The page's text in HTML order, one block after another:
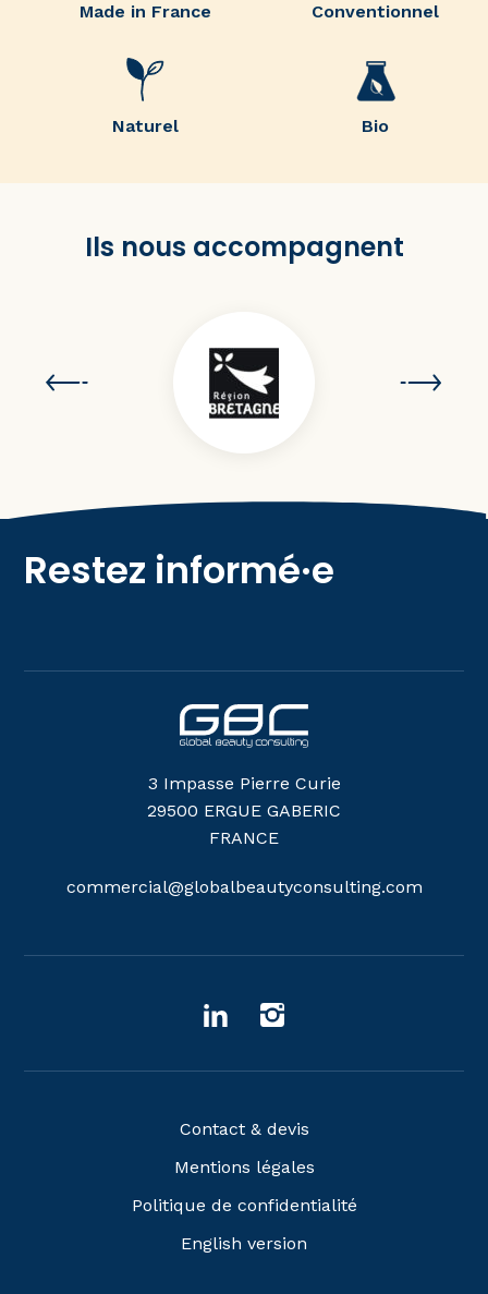
Made in France Conventionnel
Naturel Bio
Ils nous accompagnent
Restez informé·e
3 Impasse Pierre Curie
29500 ERGUE GABERIC
FRANCE
commercial@globalbeautyconsulting.com
Contact & devis
Mentions légales
Politique de confidentialité
English version